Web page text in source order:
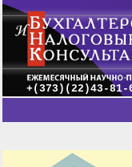
+(373)(22)43-81-
Главное меню